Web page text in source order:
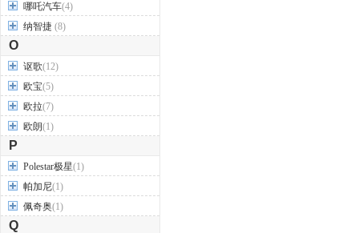
哪吒汽车(4)
纳智捷 (8)
O
讴歌(12)
欧宝(5)
欧拉(7)
欧朗(1)
P
Polestar极星(1)
帕加尼(1)
佩奇奥(1)
Q